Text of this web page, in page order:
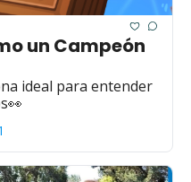
un Campeón
ideal para entender